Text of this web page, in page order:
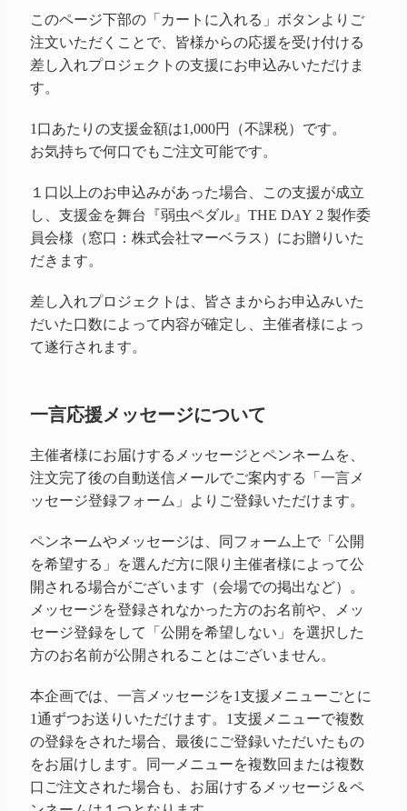
このページ下部の「カートに入れる」ボタンよりご
注文いただくことで、皆様からの応援を受け付ける
差し入れプロジェクトの支援にお申込みいただけま
す。
1口あたりの支援金額は1,000円（不課税）です。
お気持ちで何口でもご注文可能です。
１口以上のお申込みがあった場合、この支援が成立
し、支援金を舞台『弱虫ペダル』THE DAY 2 製作委
員会様（窓口：株式会社マーベラス）にお贈りいた
だきます。
差し入れプロジェクトは、皆さまからお申込みいた
だいた口数によって内容が確定し、主催者様によっ
て遂行されます。
一言応援メッセージについて
主催者様にお届けするメッセージとペンネームを、
注文完了後の自動送信メールでご案内する「一言メ
ッセージ登録フォーム」よりご登録いただけます。
ペンネームやメッセージは、同フォーム上で「公開
を希望する」を選んだ方に限り主催者様によって公
開される場合がございます（会場での掲出など）。
メッセージを登録されなかった方のお名前や、メッ
セージ登録をして「公開を希望しない」を選択した
方のお名前が公開されることはございません。
本企画では、一言メッセージを1支援メニューごとに
1通ずつお送りいただけます。1支援メニューで複数
の登録をされた場合、最後にご登録いただいたもの
をお届けします。同一メニューを複数回または複数
口ご注文された場合も、お届けするメッセージ＆ペ